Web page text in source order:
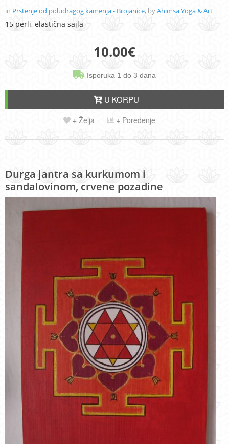
in Prstenje od poludragog kamenja - Brojanice, byAhimsa Yoga & Art
15 perli, elastična sajla
10.00€
Isporuka 1 do 3 dana
U KORPU
+ Želja + Poređenje
Durga jantra sa kurkumom i
sandalovinom, crvene pozadine